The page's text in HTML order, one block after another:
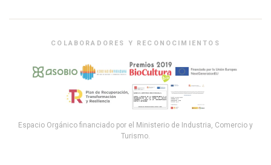
COLABORADORES Y RECONOCIMIENTOS
Espacio Orgánico financiado por el Ministerio de Industria, Comercio y
Turismo.